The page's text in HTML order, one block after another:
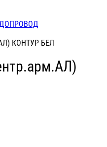
КОНТУР БЕЛ